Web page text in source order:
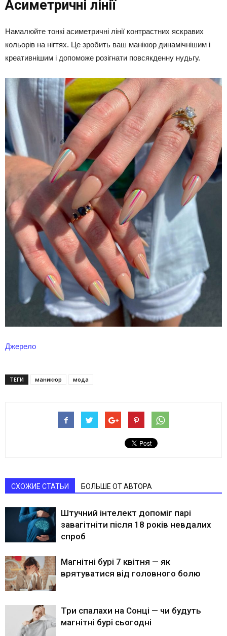
Асиметричні лінії
Намалюйте тонкі асиметричні лінії контрастних яскравих
кольорів на нігтях. Це зробить ваш манікюр динамічнішим і
креативнішим і допоможе розігнати повсякденну нудьгу.
Джерело
ТЕГИ маникюр мода
СХОЖИЕ СТАТЬИ БОЛЬШЕ ОТ АВТОРА
Штучний інтелект допоміг парі
завагітніти після 18 років невдалих
спроб
Магнітні бурі 7 квітня — як
врятуватися від головного болю
Три спалахи на Сонці — чи будуть
магнітні бурі сьогодні